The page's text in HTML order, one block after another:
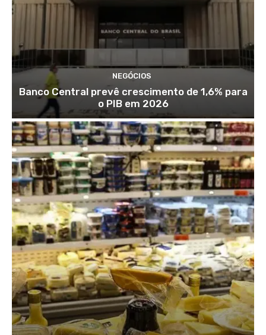
NEGÓCIOS
Banco Central prevê crescimento de 1,6% para
o PIB em 2026